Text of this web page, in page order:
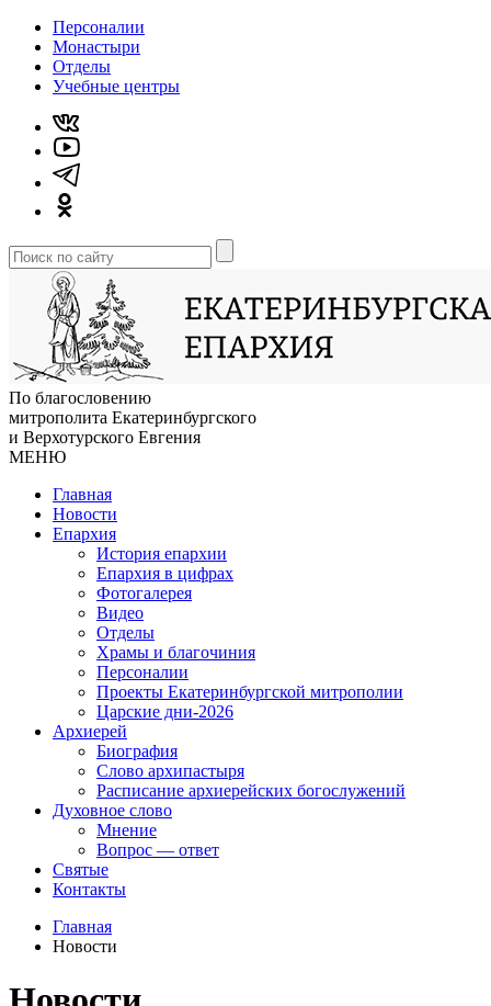
Персоналии
Монастыри
Отделы
Учебные центры
По благословению
митрополита Екатеринбургского
и Верхотурского Евгения
МЕНЮ
Главная
Новости
Епархия
История епархии
Епархия в цифрах
Фотогалерея
Видео
Отделы
Храмы и благочиния
Персоналии
Проекты Екатеринбургской митрополии
Царские дни-2026
Архиерей
Биография
Слово архипастыря
Расписание архиерейских богослужений
Духовное слово
Мнение
Вопрос — ответ
Святые
Контакты
Главная
Новости